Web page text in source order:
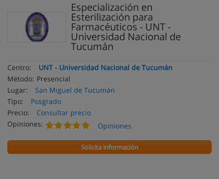
Especialización en
Esterilización para
Farmacéuticos - UNT -
Universidad Nacional de
Tucumán
Centro:
UNT - Universidad Nacional de Tucumán
Método: Presencial
Lugar:
San Miguel de Tucumán
Tipo:
Posgrado
Precio:
Consultar precio
Opiniones:
Opiniones
Solicita información